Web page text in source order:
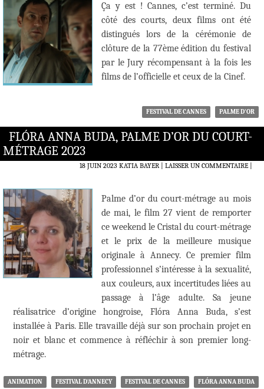
Ça y est ! Cannes, c’est terminé. Du
côté des courts, deux films ont été
distingués lors de la cérémonie de
clôture de la 77ème édition du festival
par le Jury récompensant à la fois les
films de l’officielle et ceux de la Cinef.
FESTIVAL DE CANNES PALME D'OR
FLÓRA ANNA BUDA, PALME D’OR DU COURT-
MÉTRAGE 2023
18 JUIN 2023 KATIA BAYER LAISSER UN COMMENTAIRE|
Palme d’or du court-métrage au mois
de mai, le film 27 vient de remporter
ce weekend le Cristal du court-métrage
et le prix de la meilleure musique
originale à Annecy. Ce premier film
professionnel s’intéresse à la sexualité,
aux couleurs, aux incertitudes liées au
passage à l’âge adulte. Sa jeune
réalisatrice d’origine hongroise, Flóra Anna Buda, s’est
installée à Paris. Elle travaille déjà sur son prochain projet en
noir et blanc et commence à réfléchir à son premier long-
métrage.
ANIMATION FESTIVAL D'ANNECY FESTIVAL DE CANNES FLÓRA ANNA BUDA